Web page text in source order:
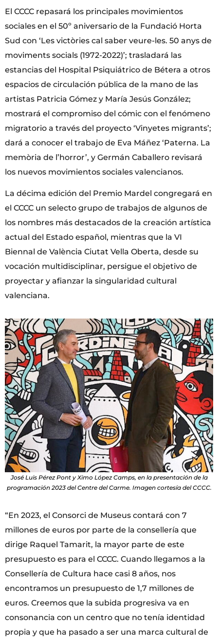
El CCCC repasará los principales movimientos
sociales en el 50º aniversario de la Fundació Horta
Sud con ‘Les victòries cal saber veure-les. 50 anys de
moviments socials (1972-2022)’; trasladará las
estancias del Hospital Psiquiátrico de Bétera a otros
espacios de circulación pública de la mano de las
artistas Patricia Gómez y María Jesús González;
mostrará el compromiso del cómic con el fenómeno
migratorio a través del proyecto ‘Vinyetes migrants’;
dará a conocer el trabajo de Eva Máñez ‘Paterna. La
memòria de l’horror’, y Germán Caballero revisará
los nuevos movimientos sociales valencianos.
La décima edición del Premio Mardel congregará en
el CCCC un selecto grupo de trabajos de algunos de
los nombres más destacados de la creación artística
actual del Estado español, mientras que la VI
Biennal de València Ciutat Vella Oberta, desde su
vocación multidisciplinar, persigue el objetivo de
proyectar y afianzar la singularidad cultural
valenciana.
José Luis Pérez Pont y Ximo López Camps, en la presentación de la
programación 2023 del Centre del Carme. Imagen cortesía del CCCC.
“En 2023, el Consorci de Museus contará con 7
millones de euros por parte de la consellería que
dirige Raquel Tamarit, la mayor parte de este
presupuesto es para el CCCC. Cuando llegamos a la
Consellería de Cultura hace casi 8 años, nos
encontramos un presupuesto de 1,7 millones de
euros. Creemos que la subida progresiva va en
consonancia con un centro que no tenía identidad
propia y que ha pasado a ser una marca cultural de